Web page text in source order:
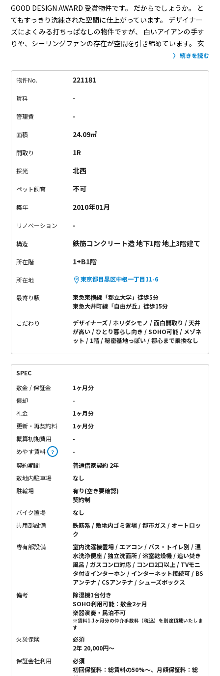
GOOD DESIGN AWARD 受賞物件です。 だからでしょうか。
と
てもすっきり洗練された空間に仕上がっています。
デザイナー
ズによくみる打ちっぱなしの物件ですが、
白いアイアンの手す
りや、シーリングファンの存在が空間を引き締めています。
玄
そこから降りていくとリビン
ですが日当りはそこそこ確保されております。
に1度は住んでみたいものです。
みませんか？？
続きを読む
物件No. 221181
賃料 -
管理費 -
面積 24.09㎡
間取り 1R
採光 北西
ペット飼育 不可
築年 2010年01月
リノベーション -
構造 鉄筋コンクリート造 地下1階 地上3階建て
所在階 1+B1階
所在地 東京都目黒区中根一丁目11-6
最寄り駅
東急東横線「都立大学」徒歩5分
東急大井町線「自由が丘」徒歩15分
こだわり デザイナーズ ホリダシモノ 面白間取り
天井
が高い
ひとり暮らし向き SOHO可能
メゾネ
ット
1階 秘密基地っぽい 都心まで乗換なし
SPEC
敷金 / 保証金
1ヶ月分
償却
-
礼金
1ヶ月分
更新・再契約料
1ヶ月分
概算初期費用
-
めやす賃料 ？
-
契約期間
普通借家契約 2年
敷地内駐車場
なし
駐輪場
有り(空き要確認)
契約制
バイク置場
なし
共用部設備
鉄筋系 / 敷地内ゴミ置場 / 都市ガス / オートロッ
ク
専有部設備
室内洗濯機置場 / エアコン / バス・トイレ別 / 温
水洗浄便座 / 独立洗面所 / 浴室乾燥機 / 追い焚き
風呂 / ガスコンロ対応 / コンロ2口以上 / TVモニ
タ付きインターホン / インターネット接続可 / BS
アンテナ / CSアンテナ / シューズボックス
備考
除湿機1台付き
SOHO利用可能：敷金2ヶ月
楽器演奏・民泊不可
※賃料1.1ヶ月分の仲介手数料（税込）を別途頂戴いたしま
す
火災保険
必須
2年 20,000円〜
保証会社利用
必須
初回保証料：総賃料の50%〜、月額保証料：総